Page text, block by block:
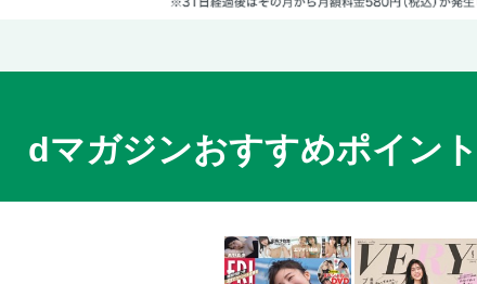
出場チーム紹介 近畿
滋賀学園（滋賀）
滋賀短大付（滋賀）
東洋大姫路（兵庫）
天理（奈良）
dマガジンおすすめポイント